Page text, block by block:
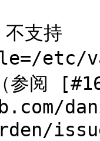
支持
etc/
参阅